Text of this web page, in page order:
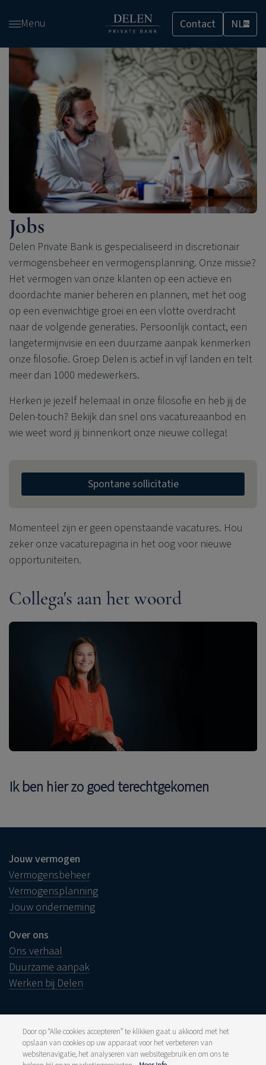
en
de
gaan
Menu Contact NLNL
Jobs
Delen Private Bank is gespecialiseerd in discretionair
vermogensbeheer en vermogensplanning. Onze missie?
Het vermogen van onze klanten op een actieve en
doordachte manier beheren en plannen, met het oog
op een evenwichtige groei en een vlotte overdracht
naar de volgende generaties. Persoonlijk contact, een
langetermijnvisie en een duurzame aanpak kenmerken
onze filosofie. Groep Delen is actief in vijf landen en telt
meer dan 1000 medewerkers.
Herken je jezelf helemaal in onze filosofie en heb jij de
Delen-touch? Bekijk dan snel ons vacatureaanbod en
wie weet word jij binnenkort onze nieuwe collega!
Momenteel zijn er geen openstaande vacatures. Hou
zeker onze vacaturepagina in het oog voor nieuwe
opportuniteiten.
Spontane sollicitatie
Collega's aan het woord
Ik ben hier zo goed terechtgekomen
Jouw vermogen
Vermogensbeheer
Vermogensplanning
Jouw onderneming
Over ons
Ons verhaal
Duurzame aanpak
Werken bij Delen
Juridische info
Disclaimer
Door op “Alle cookies accepteren” te klikken gaat u akkoord met het
opslaan van cookies op uw apparaat voor het verbeteren van
websitenavigatie, het analyseren van websitegebruik en om ons te